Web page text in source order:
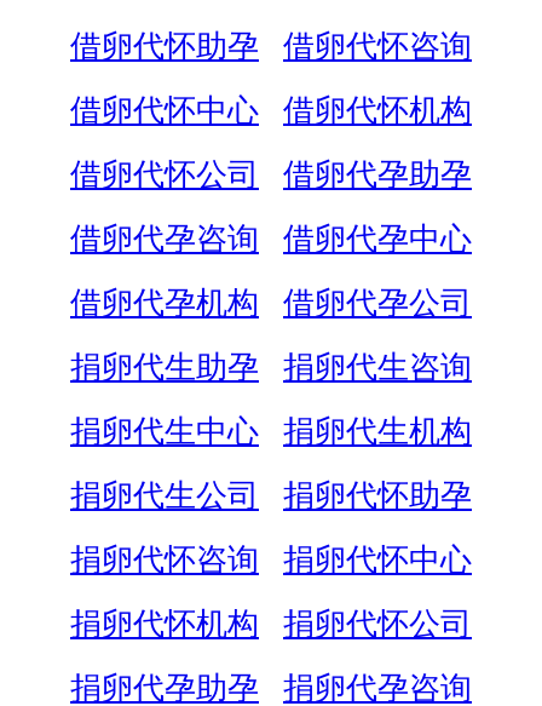
借卵代怀助孕
借卵代怀咨询
借卵代怀中心
借卵代怀机构
借卵代怀公司
借卵代孕助孕
借卵代孕咨询
借卵代孕中心
借卵代孕机构
借卵代孕公司
捐卵代生助孕
捐卵代生咨询
捐卵代生中心
捐卵代生机构
捐卵代生公司
捐卵代怀助孕
捐卵代怀咨询
捐卵代怀中心
捐卵代怀机构
捐卵代怀公司
捐卵代孕助孕
捐卵代孕咨询